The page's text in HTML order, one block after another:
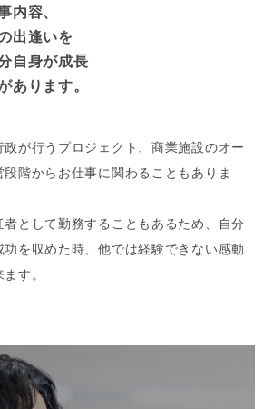
内容、
出逢いを
自身が成長
あります。
が行うプロジェクト、商業施設のオー
階からお仕事に関わることもありま
として勤務することもあるため、自分
を収めた時、他では経験できない感動
す。